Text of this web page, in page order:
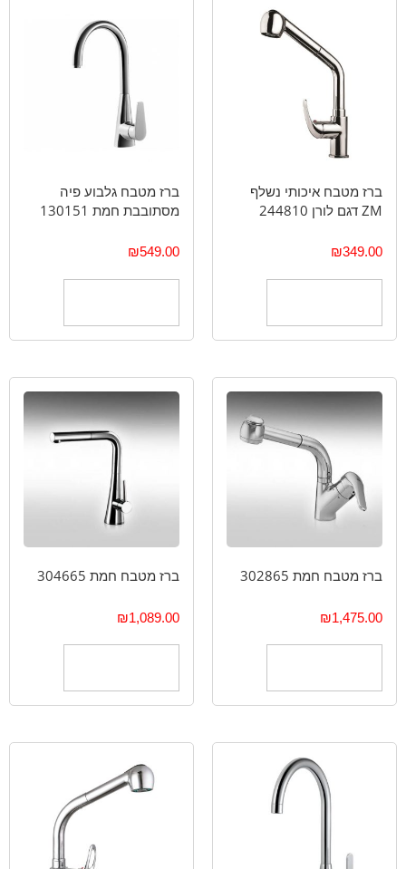
ברז מטבח איכותי נשלף
ZM דגם לורן 244810
₪349.00
ברז מטבח גלבוע פיה
מסתובבת חמת 130151
₪549.00
ברז מטבח חמת 302865
₪1,475.00
ברז מטבח חמת 304665
₪1,089.00